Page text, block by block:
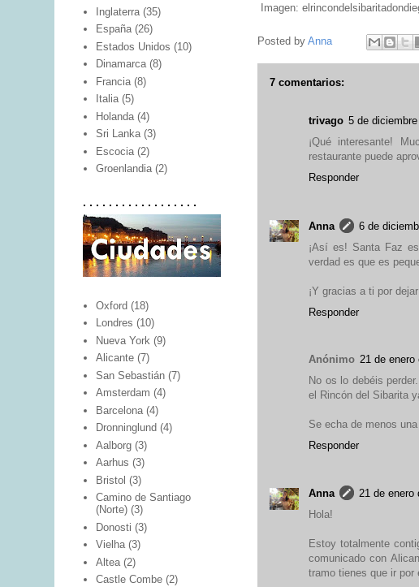
Imagen:
Posted by Anna
7 comentarios:
trivago 5 de
¡Qué interesante!
restaurante puede
Responder
Anna
6 de
¡Así es! Santa Faz
verdad es que es
¡Y gracias a ti por
Responder
Anónimo 21 de
No os lo debéis
el Rincón del Sibarita
Se echa de menos
Responder
Anna
21 de enero
Hola!
Estoy totalmente
comunicado con
tramo tienes que ir por
Inglaterra (35)
España (26)
Estados Unidos (10)
Dinamarca (8)
Francia (8)
Italia (5)
Holanda (4)
Sri Lanka (3)
Escocia (2)
Groenlandia (2)
. . . . . . . . . . . . . . . . . .
Oxford (18)
Londres (10)
Nueva York (9)
Alicante (7)
San Sebastián (7)
Amsterdam (4)
Barcelona (4)
Dronninglund (4)
Aalborg (3)
Aarhus (3)
Bristol (3)
Camino de Santiago
(Norte) (3)
Donosti (3)
Vielha (3)
Altea (2)
Castle Combe (2)